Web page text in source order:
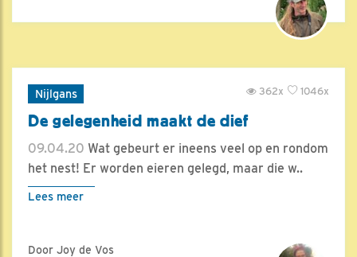
Nijlgans 1046x
362x
De gelegenheid maakt de dief
09.04.20 Wat gebeurt er ineens veel op en rondom
het nest! Er worden eieren gelegd, maar die w..
Lees meer
Door Joy de Vos